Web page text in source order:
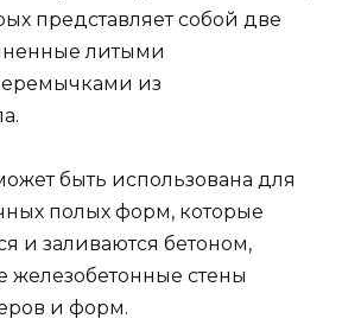
представляет собой две
литыми
из
быть использована для
полых форм, которые
и заливаются бетоном,
железобетонные стены
и форм.